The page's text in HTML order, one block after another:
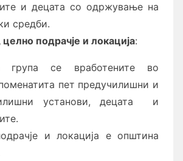
и децата со одржување на
средби.
подрачје и локација:
група се вработените во
пет предучилишни и
установи, децата и
и локација е општина